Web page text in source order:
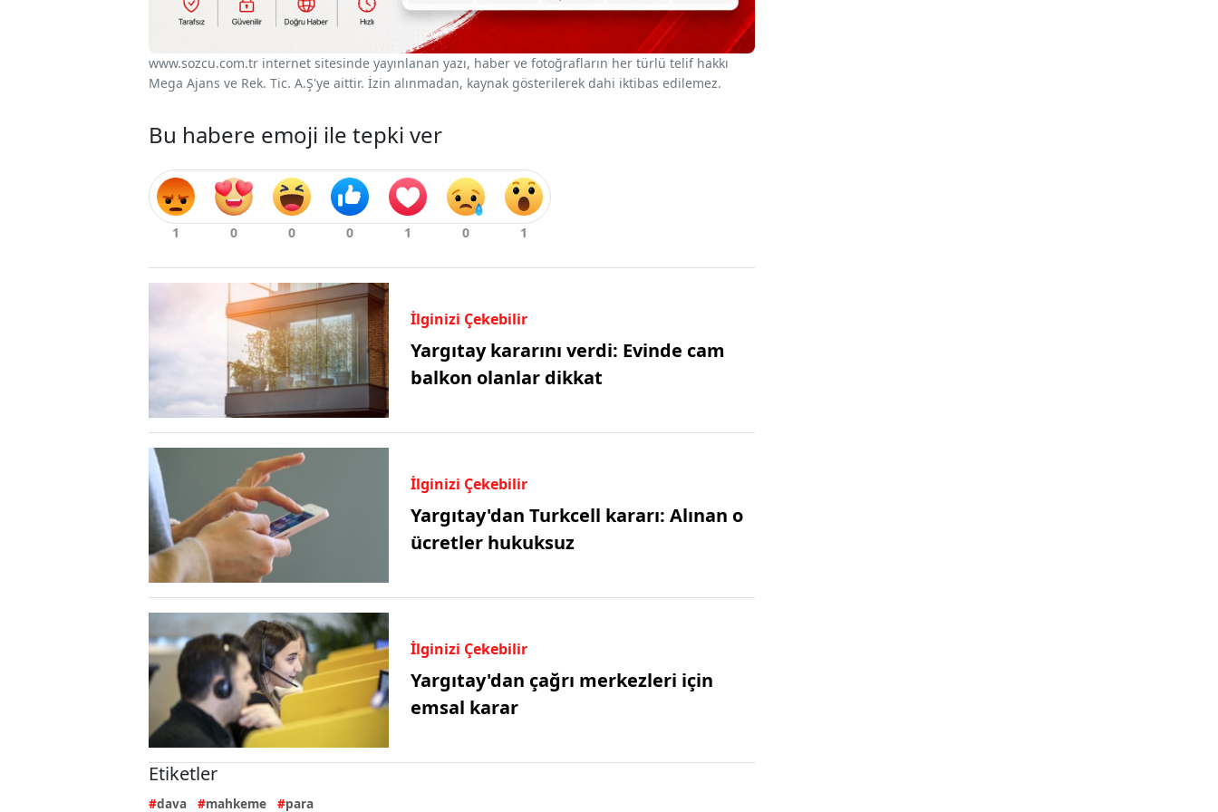
www.sozcu.com.tr internet sitesinde yayınlanan yazı, haber ve fotoğrafların her türlü telif hakkı
Mega Ajans ve Rek. Tic. A.Ş'ye aittir. İzin alınmadan, kaynak gösterilerek dahi iktibas edilemez.
Bu habere emoji ile tepki ver
İlginizi Çekebilir
Yargıtay kararını verdi: Evinde cam
balkon olanlar dikkat
İlginizi Çekebilir
Yargıtay'dan Turkcell kararı: Alınan o
ücretler hukuksuz
İlginizi Çekebilir
Yargıtay'dan çağrı merkezleri için
emsal karar
Etiketler
dava mahkeme para